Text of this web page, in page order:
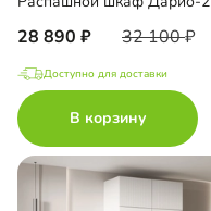
28 890 32 100
Доступно для доставки
В корзину